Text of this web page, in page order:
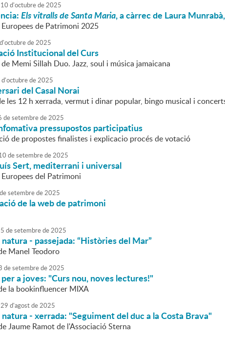
10 d'octubrede2025
Els vitralls de Santa Maria, a càrrec de Laura
de Patrimoni 2025
d'octubrede2025
Institucional del Curs
Memi Sillah Duo. Jazz, soul i música jamaicana
d'octubrede2025
del Casal Norai
les 12 h xerrada, vermut i dinar popular, bingo musical i
desetembrede2025
pressupostos participatius
de propostes finalistes i explicacio procés de votació
desetembrede2025
Sert, mediterrani i universal
del Patrimoni
desetembrede2025
de la web de patrimoni
5 desetembrede2025
- passejada: “Històries del Mar”
Manel Teodoro
desetembrede2025
a joves: "Curs nou, noves lectures!"
la bookinfluencer MIXA
29 d'agostde2025
- xerrada: "Seguiment del duc a la Costa Brava"
Jaume Ramot de l'Associació Sterna